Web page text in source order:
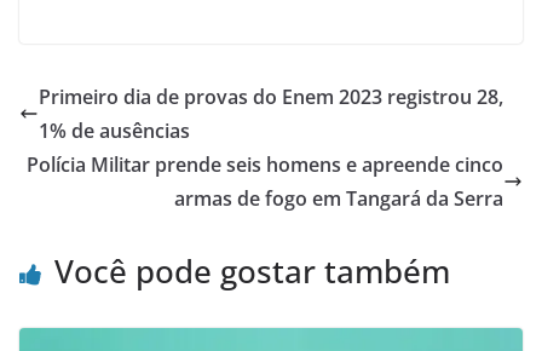
Primeiro dia de provas do Enem 2023 registrou 28,
1% de ausências
Polícia Militar prende seis homens e apreende cinco
armas de fogo em Tangará da Serra
Você pode gostar também